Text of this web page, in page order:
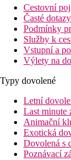
Cestovní
Časté dotazy
Podmínky
Služby k
Vstupní a
Výlety na
Typy dovolené
Letní
Last minute
Animační
Exotická
Dovolená s
Poznávací